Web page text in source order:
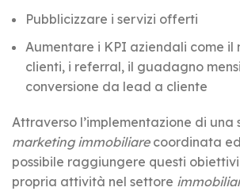
Pubblicizzare i servizi offerti
Aumentare i KPI aziendali come il
clienti, i referral, il guadagno
conversione da lead a cliente
Attraverso l’implementazione di
marketing immobiliarecoordinata
possibile raggiungere questi
propria attività nel settore